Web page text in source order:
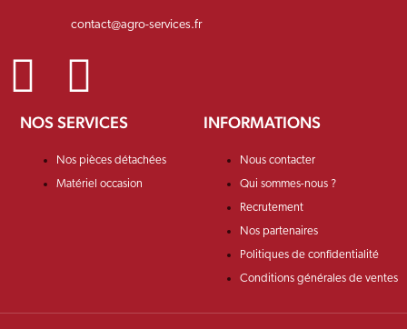
contact@agro-services.fr
NOS SERVICES
Nos pièces détachées
Matériel occasion
INFORMATIONS
Nous contacter
Qui sommes-nous ?
Recrutement
Nos partenaires
Politiques de confidentialité
Conditions générales de ventes